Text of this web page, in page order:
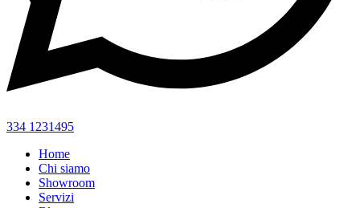
334 1231495
Home
Chi siamo
Showroom
Servizi